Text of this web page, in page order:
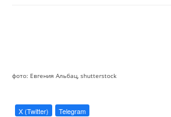
фото: Евгения Альбац, shutterstock
X (Twitter) Telegram